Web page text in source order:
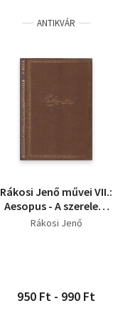
ANTIKVÁR
Rákosi Jenő művei VII.:
Aesopus - A szerelem
iskolája
Rákosi Jenő
950 Ft - 990 Ft